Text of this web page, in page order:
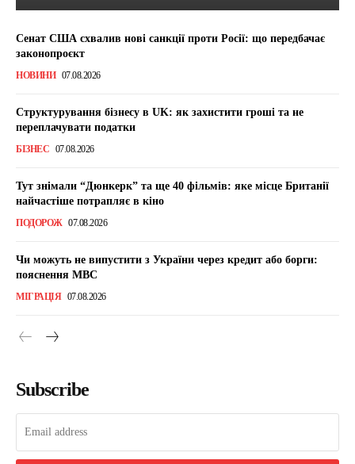
Сенат США схвалив нові санкції проти Росії: що передбачає
законопроєкт
НОВИНИ 07.08.2026
Структурування бізнесу в UK: як захистити гроші та не
переплачувати податки
БІЗНЕС 07.08.2026
Тут знімали “Дюнкерк” та ще 40 фільмів: яке місце Британії
найчастіше потрапляє в кіно
ПОДОРОЖ 07.08.2026
Чи можуть не випустити з України через кредит або борги:
пояснення МВС
МІГРАЦІЯ 07.08.2026
Subscribe